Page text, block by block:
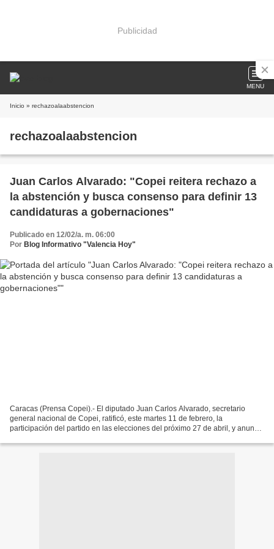
Publicidad
MENU
Inicio » rechazoalaabstencion
rechazoalaabstencion
Juan Carlos Alvarado: "Copei reitera rechazo a
la abstención y busca consenso para definir 13
candidaturas a gobernaciones"
Publicado en 12/02/a. m. 06:00
Por Blog Informativo "Valencia Hoy"
Caracas (Prensa Copei).- El diputado Juan Carlos Alvarado, secretario
general nacional de Copei, ratificó, este martes 11 de febrero, la
participación del partido en las elecciones del próximo 27 de abril, y anunció